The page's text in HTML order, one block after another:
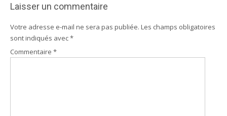
Laisser un commentaire
Votre adresse e-mail ne sera pas publiée. Les champs obligatoires
sont indiqués avec*
Commentaire *